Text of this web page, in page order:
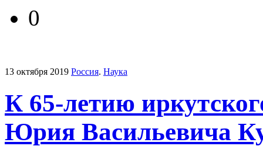
0
13 октября 2019 Россия. Наука
К 65-летию
Юрия Васильевича